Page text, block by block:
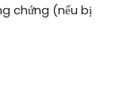
chứng (nếu bị